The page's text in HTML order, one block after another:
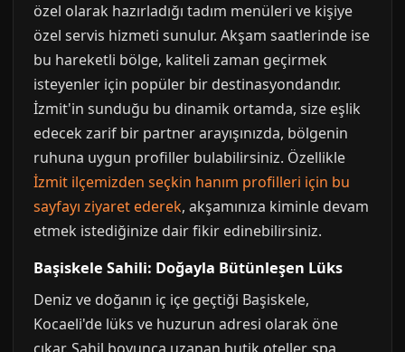
özel olarak hazırladığı tadım menüleri ve kişiye
özel servis hizmeti sunulur. Akşam saatlerinde ise
bu hareketli bölge, kaliteli zaman geçirmek
isteyenler için popüler bir destinasyondandır.
İzmit'in sunduğu bu dinamik ortamda, size eşlik
edecek zarif bir partner arayışınızda, bölgenin
ruhuna uygun profiller bulabilirsiniz. Özellikle
İzmit ilçemizden seçkin hanım profilleri için bu
sayfayı ziyaret ederek, akşamınıza kiminle devam
etmek istediğinize dair fikir edinebilirsiniz.
Başiskele Sahili: Doğayla Bütünleşen Lüks
Deniz ve doğanın iç içe geçtiği Başiskele,
Kocaeli'de lüks ve huzurun adresi olarak öne